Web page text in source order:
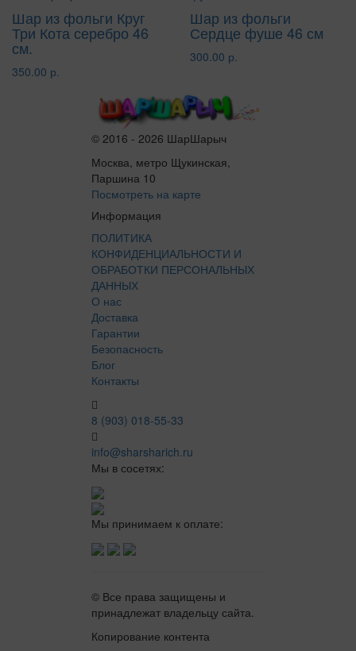
Шар из фольги Круг
Три Кота серебро 46
см.
350.00 р.
Шар из фольги
Сердце фуше 46 см
300.00 р.
© 2016 - 2026 ШарШарыч
Москва, метро Щукинская,
Паршина 10
Посмотреть на карте
Информация
ПОЛИТИКА
КОНФИДЕНЦИАЛЬНОСТИ И
ОБРАБОТКИ ПЕРСОНАЛЬНЫХ
ДАННЫХ
О нас
Доставка
Гарантии
Безопасность
Блог
Контакты
8 (903) 018-55-33
info@sharsharich.ru
Мы в сосетях:
Мы принимаем к оплате:
© Все права защищены и
принадлежат владельцу сайта.
Копирование контента